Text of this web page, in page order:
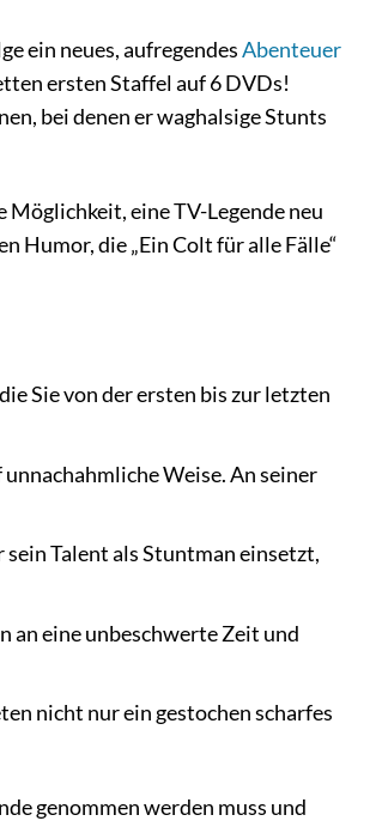
ein neues, aufregendesAbenteuer
ersten Staffel auf 6 DVDs!
bei denen er waghalsige Stunts
eine TV-Legende neu
Humor, die „Ein Colt für alle Fälle“
Sie von der ersten bis zur letzten
Weise. An seiner
Talent als Stuntman einsetzt,
an eine unbeschwerte Zeit und
nicht nur ein gestochen scharfes
genommen werden muss und